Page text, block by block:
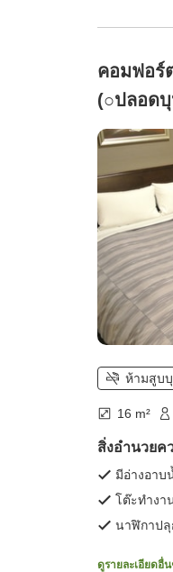
คอมฟอร์
(○ปลอด
ครบครัน)
ห้ามสูบ
16 m²
สิ่งอำนวยค
มีอ่างอาบ
โต๊ะทำงา
นาฬิกาปลุ
ดูรายละเอียดอื่